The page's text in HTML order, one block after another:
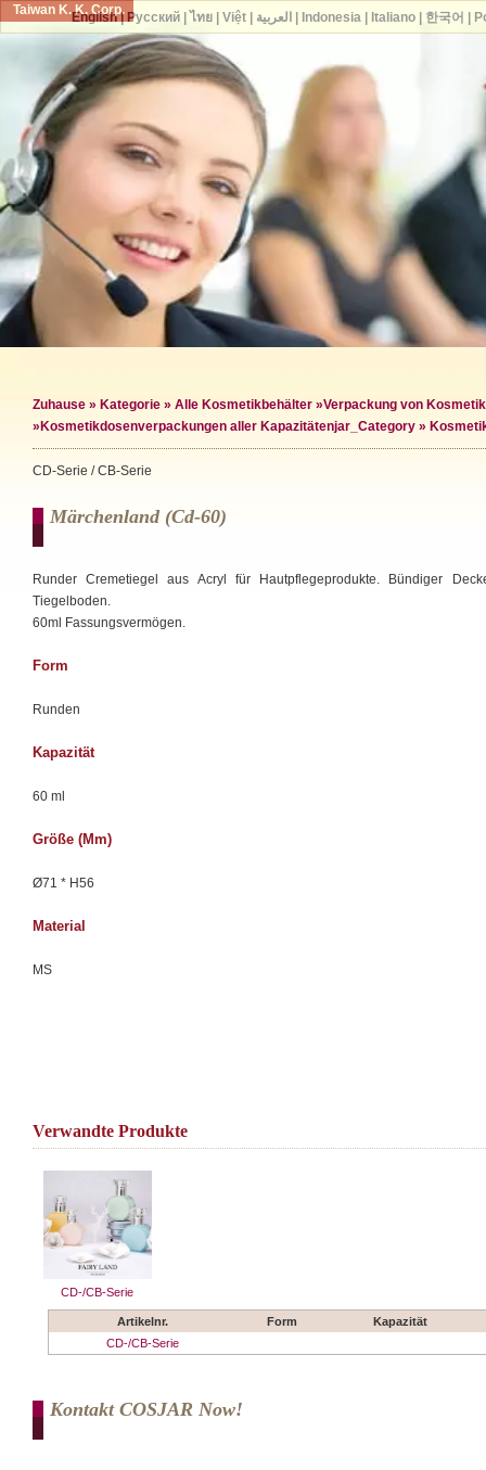
Taiwan K. K. Corp.
Zuhause » Kategorie » Alle Kosmetikbehälter »Verpackung von
» Kosmetikdosenverpackungen aller Kapazitätenjar_Category »
CD-Serie / CB-Serie
Märchenland (cd-60)
Runder Cremetiegel aus Acryl für Hautpflegeprodukte. Bündiger
Tiegelboden.
60ml Fassungsvermögen.
Form
Runden
Kapazität
60 ml
Größe (mm)
Ø71 * H56
Material
MS
Verwandte Produkte
CD-/CB-Serie
Artikelnr. Form
Kapazität
CD-/CB-Serie
Kontakt COSJAR Now!
English| Русский| ไทย| Việt| العربية Indonesia| Italiano| 한국어